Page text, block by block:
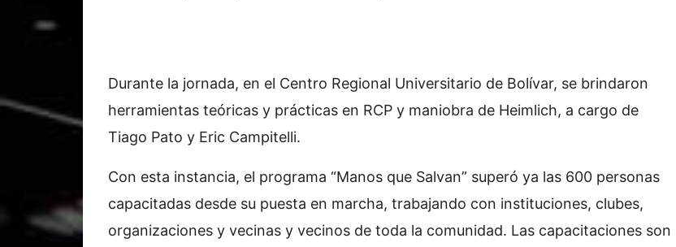
Durante la jornada, en el Centro Regional Universitario de Bolívar, se brindaron
herramientas teóricas y prácticas en RCP y maniobra de Heimlich, a cargo de
Tiago Pato y Eric Campitelli.
Con esta instancia, el programa “Manos que Salvan” superó ya las 600 personas
capacitadas desde su puesta en marcha, trabajando con instituciones, clubes,
organizaciones y vecinas y vecinos de toda la comunidad. Las capacitaciones son